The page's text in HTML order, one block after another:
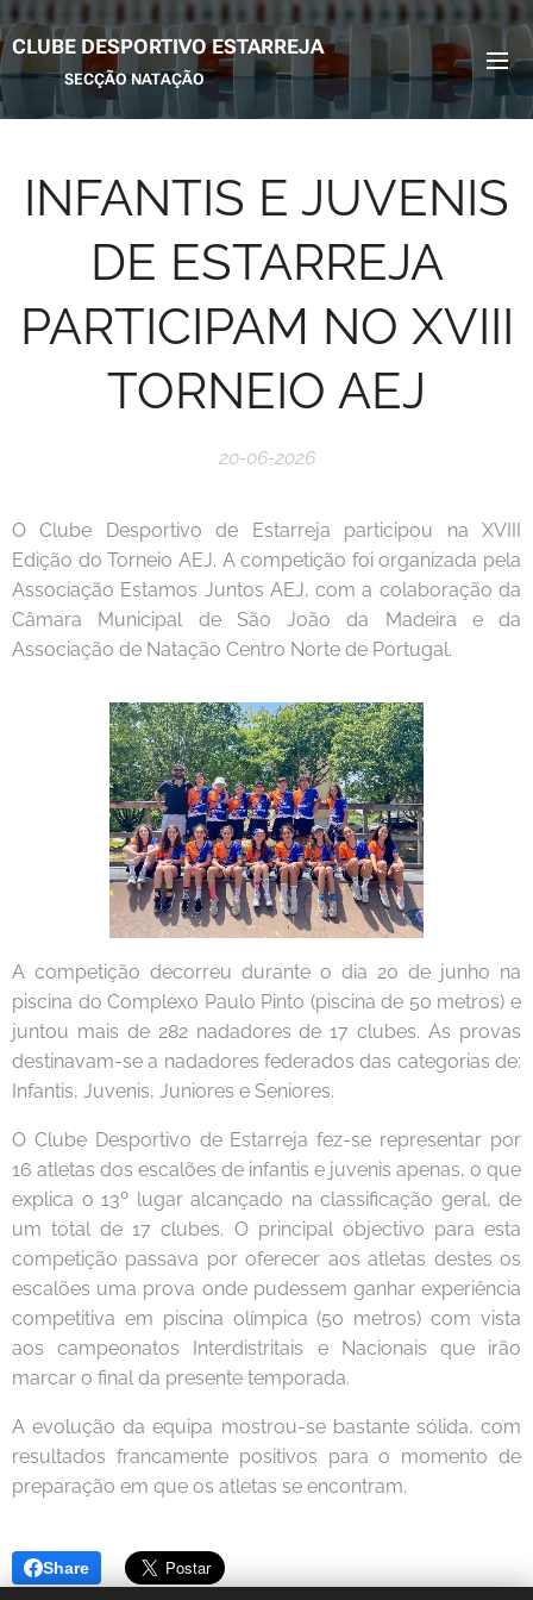
CLUBE DESPORTIVO ESTARREJA
SECÇÃO NATAÇÃO
INFANTIS E JUVENIS
DE ESTARREJA
PARTICIPAM NO XVIII
TORNEIO AEJ
20-06-2026
O Clube Desportivo de Estarreja participou na XVIII
Edição do Torneio AEJ. A competição foi organizada pela
Associação Estamos Juntos AEJ, com a colaboração da
Câmara Municipal de São João da Madeira e da
Associação de Natação Centro Norte de Portugal.
A competição decorreu durante o dia 20 de junho na
piscina do Complexo Paulo Pinto (piscina de 50 metros) e
juntou mais de 282 nadadores de 17 clubes. As provas
destinavam-se a nadadores federados das categorias de:
Infantis, Juvenis, Juniores e Seniores.
O Clube Desportivo de Estarreja fez-se representar por
16 atletas dos escalões de infantis e juvenis apenas, o que
explica o 13º lugar alcançado na classificação geral, de
um total de 17 clubes. O principal objectivo para esta
competição passava por oferecer aos atletas destes os
escalões uma prova onde pudessem ganhar experiência
competitiva em piscina olímpica (50 metros) com vista
aos campeonatos Interdistritais e Nacionais que irão
marcar o final da presente temporada.
A evolução da equipa mostrou-se bastante sólida, com
resultados francamente positivos para o momento de
preparação em que os atletas se encontram.
Share